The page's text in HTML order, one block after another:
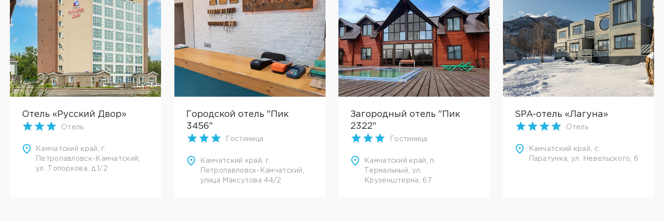
Отель «Русский Двор»
Отель
Камчатский край, г.
Петропавловск-Камчатский,
ул. Топоркова, д.1/2
Городской отель "Пик
3456"
Гостиница
Камчатский край, г.
Петропавловск-Камчатский,
улица Максутова 44/2
Загородный отель "Пик
2322"
Гостиница
Камчатский край, п.
Термальный, ул.
Крузенштерна, 67
SPA-отель «Лагуна»
Отель
Камчатский край, с.
Паратунка, ул. Невельского, 6